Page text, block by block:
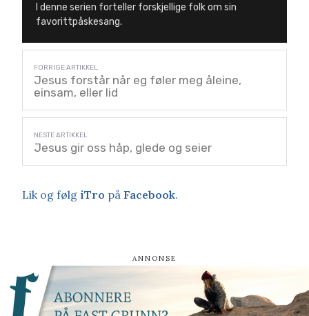
I denne serien forteller forskjellige folk om sin
favorittpåskesang.
Jesus forstår når eg føler meg åleine,
einsam, eller lid
Jesus gir oss håp, glede og seier
Lik og følg iTro på Facebook.